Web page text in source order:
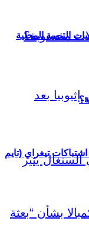
التنمية المحلية
تيغراي (تايم